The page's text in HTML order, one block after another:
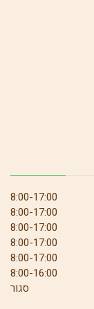
8:00-17:00
8:00-17:00
8:00-17:00
8:00-17:00
8:00-17:00
8:00-16:00
סגור